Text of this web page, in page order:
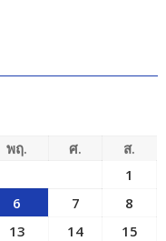
พฤ. ศ.
ส.
1
6 7
8
13 14
15